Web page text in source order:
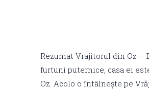
Rezumat Vrajitorul din Oz –
furtuni puternice, casa ei
Oz. Acolo o întâlnește pe